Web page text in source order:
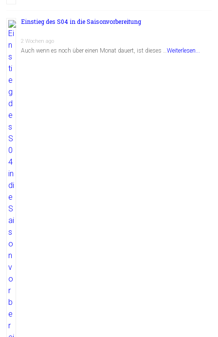
Einstieg des S04 in die Saisonvorbereitung
2 Wochen ago
Auch wenn es noch über einen Monat dauert, ist dieses …Weiterlesen...